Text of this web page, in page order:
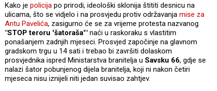
Kako je policija po prirodi, ideološki sklonija štititi desnicu na
ulicama, što se vidjelo i na prosvjedu protiv održavanja mise za
Antu Pavelića, zasigurno će se za vrijeme protesta nazvanog
"STOP teroru 'šatoraša'" naći u raskoraku s vlastitim
ponašanjem zadnjih mjeseci. Prosvjed započinje na glavnom
gradskom trgu u 14 sati i trebao bi završiti dolaskom
prosvjednika ispred Ministarstva branitelja u Savsku 66, gdje se
nalazi šator pobunjenog dijela branitelja, koji ni nakon četiri
mjeseca nisu iznijeli niti jedan suvisao zahtjev.